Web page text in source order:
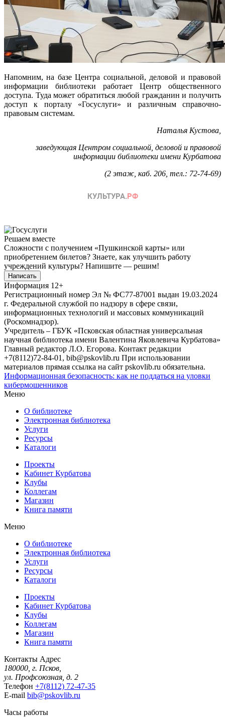
Напомним, на базе Центра социальной, деловой и правовой
информации библиотеки работает Центр общественного
доступа. Туда может обратиться любой гражданин и получить
доступ к порталу «Госуслуги» и различным справочно-
правовым системам.
Наталья Кустова,
заведующая Центром социальной, деловой и правовой
информации библиотеки имени Курбатова
(2 этаж, каб. 206, тел.: 72-74-69)
Решаем вместе
Сложности с получением «Пушкинской карты» или
приобретением билетов? Знаете, как улучшить работу
учреждений культуры? Напишите — решим!
Написать
Информация 12+
Регистрационный номер Эл № ФС77-87001 выдан 19.03.2024
г. Федеральной службой по надзору в сфере связи,
информационных технологий и массовых коммуникаций
(Роскомнадзор).
Учредитель – ГБУК «Псковская областная универсальная
научная библиотека имени Валентина Яковлевича Курбатова»
Главный редактор Л.О. Егорова. Контакт редакции
+7(8112)72-84-01, bib@pskovlib.ru При использовании
материалов прямая ссылка на сайт pskovlib.ru обязательна.
Информационная безопасность: как не поддаться на уловки
кибермошенников
Меню
О библиотеке
Электронная библиотека
Услуги
Ресурсы
Каталоги
Проекты
Кабинет Курбатова
Клубы
Коллегам
Магазин
Книга памяти
Меню
О библиотеке
Электронная библиотека
Услуги
Ресурсы
Каталоги
Проекты
Кабинет Курбатова
Клубы
Коллегам
Магазин
Книга памяти
Контакты Адрес
180000, г. Псков,
ул. Профсоюзная, д. 2
Телефон +7(8112) 72-47-35
E-mail bib@pskovlib.ru
Часы работы